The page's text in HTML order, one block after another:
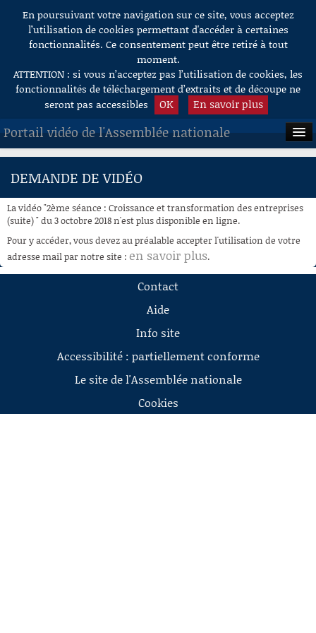
Aller au contenu
En poursuivant votre navigation sur ce site, vous acceptez
l’utilisation de cookies permettant d'accéder à certaines
fonctionnalités. Ce consentement peut être retiré à tout
moment.
ATTENTION : si vous n’acceptez pas l’utilisation de cookies, les
fonctionnalités de téléchargement d’extraits et de découpe ne
seront pas accessibles
OK En savoir plus
Portail vidéo de l'Assemblée nationale
ACCUEIL
À LA DEMANDE
RECHERCHE
AIDE À LA DÉCOUPE
DEMANDE DE VIDÉO
La vidéo "2ème séance : Croissance et transformation des entreprises
(suite) " du 3 octobre 2018 n'est plus disponible en ligne.
Pour y accéder, vous devez au préalable accepter l'utilisation de votre
adresse mail par notre site : en savoir plus.
Contact
Aide
Info site
Accessibilité : partiellement conforme
Le site de l'Assemblée nationale
Cookies